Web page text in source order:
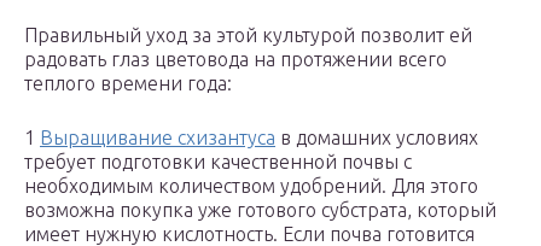
Правильный уход за этой культурой позволит ей
радовать глаз цветовода на протяжении всего
теплого времени года:
1 Выращивание схизантуса в домашних условиях
требует подготовки качественной почвы с
необходимым количеством удобрений. Для этого
возможна покупка уже готового субстрата, который
имеет нужную кислотность. Если почва готовится